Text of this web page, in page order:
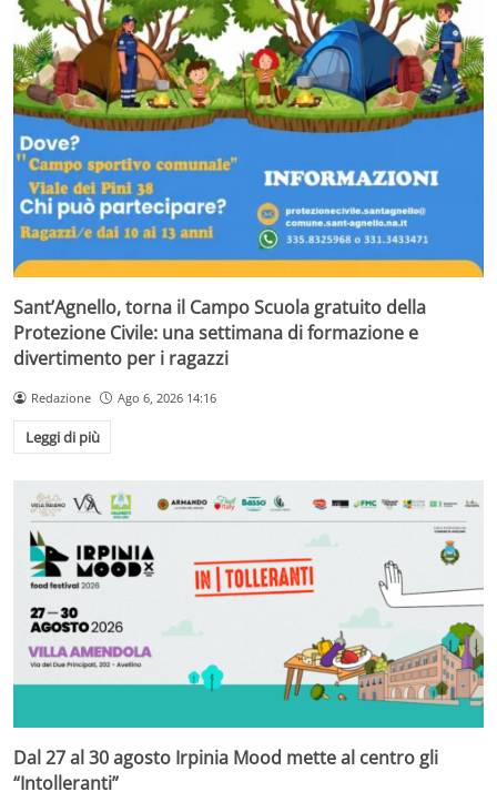
Sant’Agnello, torna il Campo Scuola gratuito della
Protezione Civile: una settimana di formazione e
divertimento per i ragazzi
Redazione Ago 6, 2026 14:16
Leggi di più
Dal 27 al 30 agosto Irpinia Mood mette al centro gli
“Intolleranti”